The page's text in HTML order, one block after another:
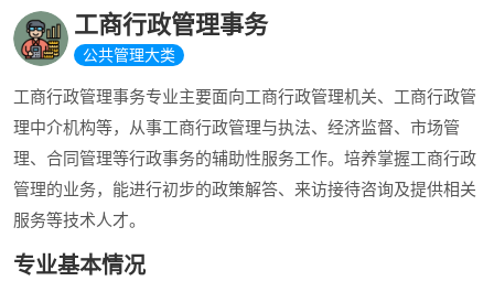
工商行政管理事务
公共管理大类
工商行政管理事务专业主要面向工商行政管理机关、工商行政管
理中介机构等，从事工商行政管理与执法、经济监督、市场管
理、合同管理等行政事务的辅助性服务工作。培养掌握工商行政
管理的业务，能进行初步的政策解答、来访接待咨询及提供相关
服务等技术人才。
专业基本情况